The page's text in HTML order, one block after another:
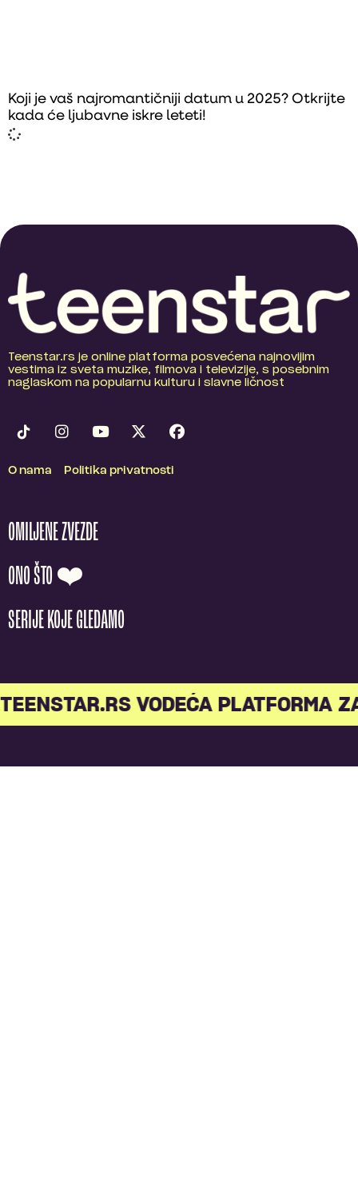
Koji je vaš najromantičniji datum u 2025? Otkrijte
kada će ljubavne iskre leteti!
Teenstar.rs je online platforma posvećena najnovijim
vestima iz sveta muzike, filmova i televizije, s posebnim
naglaskom na popularnu kulturu i slavne ličnost
O nama Politika privatnosti
OMILJENE ZVEZDE
ONO ŠTO ❤️
SERIJE KOJE GLEDAMO
VODEĆA PLATFORMA